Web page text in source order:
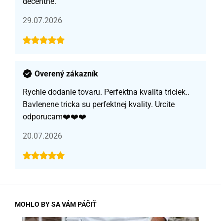
29.07.2026
Overený zákazník
Rychle dodanie tovaru. Perfektna kvalita triciek..
Bavlenene tricka su perfektnej kvality. Urcite
odporucam❤️❤️❤️
20.07.2026
MOHLO BY SA VÁM PÁČIŤ